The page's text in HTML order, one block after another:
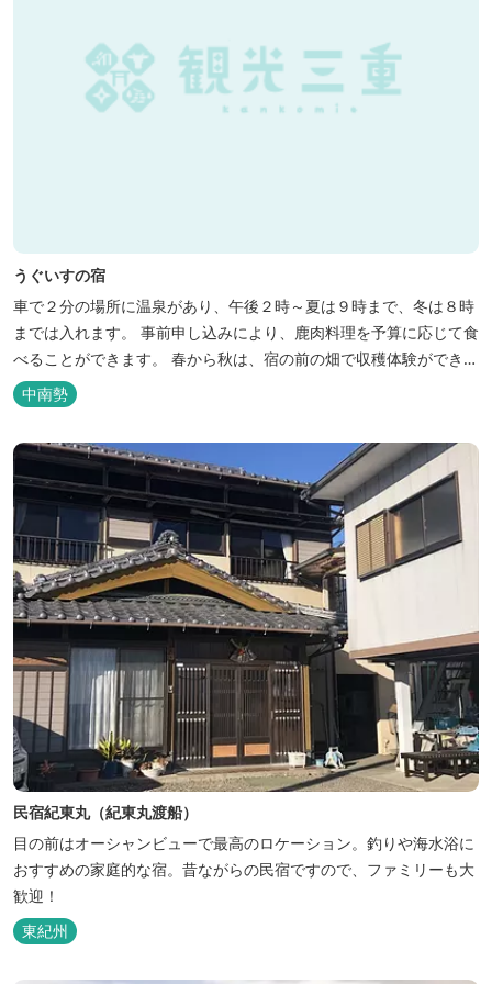
うぐいすの宿
車で２分の場所に温泉があり、午後２時～夏は９時まで、冬は８時
までは入れます。 事前申し込みにより、鹿肉料理を予算に応じて食
べることができます。 春から秋は、宿の前の畑で収穫体験ができ、
その野菜で夕食もできます。
中南勢
民宿紀東丸（紀東丸渡船）
目の前はオーシャンビューで最高のロケーション。釣りや海水浴に
おすすめの家庭的な宿。昔ながらの民宿ですので、ファミリーも大
歓迎！
東紀州